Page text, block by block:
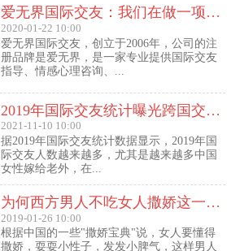
爱无界国际交友：我们在做一项关于女人幸福的事业
2020-01-22 10:00
爱无界国际交友，创立于2006年，公司的注
册品牌是爱无界，是一家专业提供国际交友
指导、情感心理咨询、...
2019年国际交友统计曝光跨国交友惊人内幕：女性嫁给老外比男士娶外国老婆数量更多
2021-11-10 10:00
据2019年国际交友统计数据显示，2019年国
际交友人数越来越多，尤其是越来越多中国
女性嫁给老外，在...
为何西方男人不吃女人撒娇这一套？
2019-01-26 10:00
根据中国的一些"撒娇宝典"说，女人要懂得
撒娇，耍耍小性子，发发小脾气，这样男人